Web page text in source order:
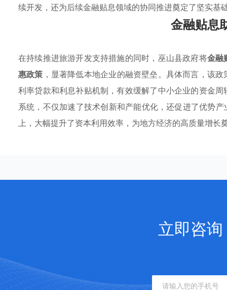
续开发，还为后续金融贴息领域的协同推进奠定了坚实基
金融贴息
在持续推进旅游开发支持措施的同时，巫山县政府将金融
惠政策 ，显著降低本地企业的融资壁垒。具体而言，该
利率贷款和利息补贴机制，有效缓解了中小企业的资金
系统，不仅加速了技术创新和产能优化，还促进了优势
上，大幅提升了资本利用效率，为地方经济的高质量增长
立即咨